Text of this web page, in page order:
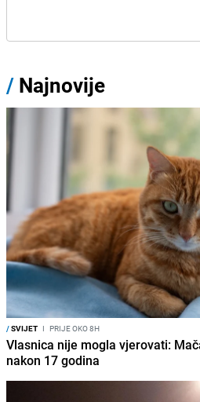
/ Najnovije
/SVIJET I PRIJE OKO 8H
Vlasnica nije mogla vjerovati:
nakon 17 godina